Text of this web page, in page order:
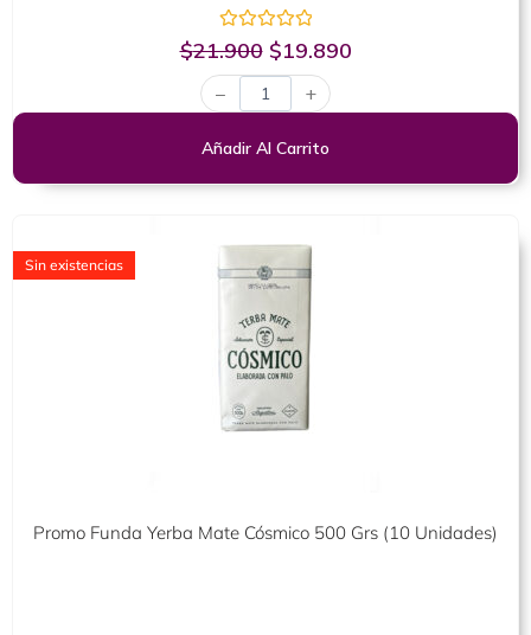
Valorado
con
0
de
5
$21.900 $19.890
− +
Añadir Al Carrito
Promo Funda Yerba Mate Cósmico 500 Grs (10 Unidades)
Sin existencias